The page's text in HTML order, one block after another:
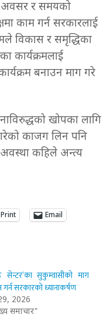
अवसर र समयको
काम गर्न सरकारलाई
विकास र समृद्धिका
कार्यक्रमलाई
बनाउन माग गरे
खोपका लागि
काजग लिन पनि
अवस्था कहिले अन्त्य
Print Email
सेन्टर’का सुकुम्वासीको माग
गर्न सरकारको ध्यानाकर्षण
2026
समाचार"